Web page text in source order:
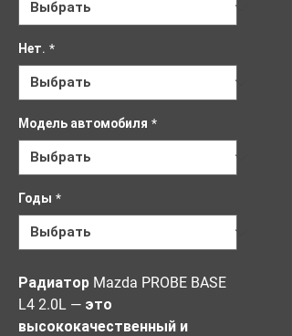
Нет. *
Модель автомобиля *
Годы *
Радиатор Mazda PROBE BASE
L4 2.0L — это
высококачественный и